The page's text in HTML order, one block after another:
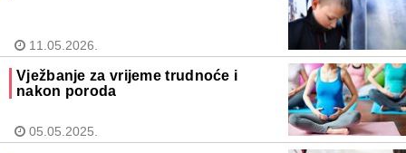
11.05.2026.
Vježbanje za vrijeme trudnoće i
nakon poroda
05.05.2025.